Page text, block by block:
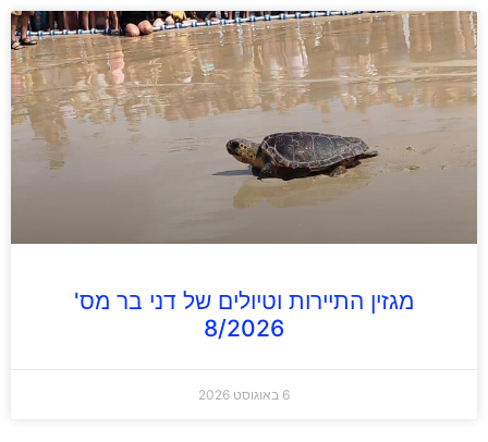
מגזין התיירות וטיולים של דני בר מס'
8/2026
6 באוגוסט 2026